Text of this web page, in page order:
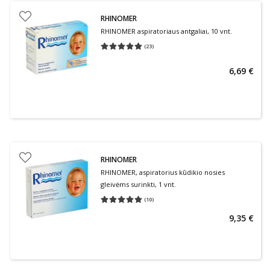
RHINOMER
RHINOMER aspiratoriaus antgaliai, 10 vnt.
(23)
Vidutinis įvertinimas 5.00
6,69 €
RHINOMER
RHINOMER, aspiratorius kūdikio nosies
gleivėms surinkti, 1 vnt.
(10)
Vidutinis įvertinimas 5.00
9,35 €